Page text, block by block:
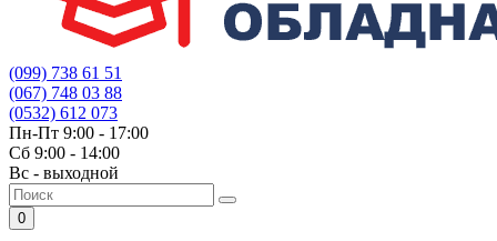
(099) 738 61 51
(067) 748 03 88
(0532) 612 073
Пн-Пт 9:00 - 17:00
Сб 9:00 - 14:00
Вс - выходной
0